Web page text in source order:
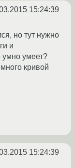
15:24:39
но тут нужно
и
умно умеет?
кривой
15:24:39